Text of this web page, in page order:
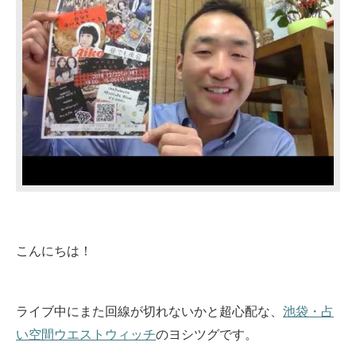
こんにちは！
ライブ中にまた回線が切れないかと超心配な、 池袋・占
い空間ウエストウィッチのヨシツグです。